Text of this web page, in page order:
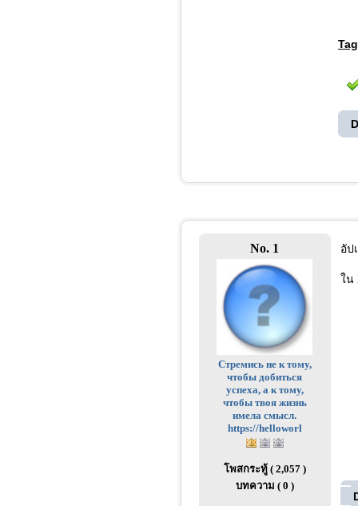
Tag
No. 1
Стремись не к тому,
чтобы добиться
успеха, а к тому,
чтобы твоя жизнь
имела смысл.
https://helloworl
โพสกระทู้ ( 2,057 )
บทความ ( 0 )
อัป
ใน